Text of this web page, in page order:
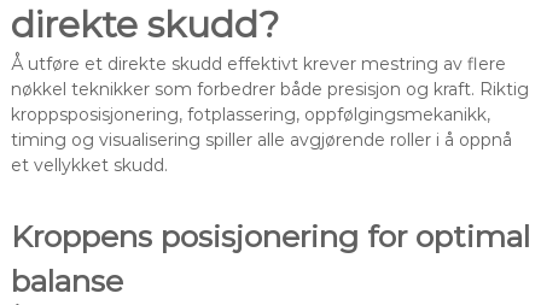
direkte skudd?
Å utføre et direkte skudd effektivt krever mestring av flere
nøkkel teknikker som forbedrer både presisjon og kraft. Riktig
kroppsposisjonering, fotplassering, oppfølgingsmekanikk,
timing og visualisering spiller alle avgjørende roller i å oppnå
et vellykket skudd.
Kroppens posisjonering for optimal
balanse